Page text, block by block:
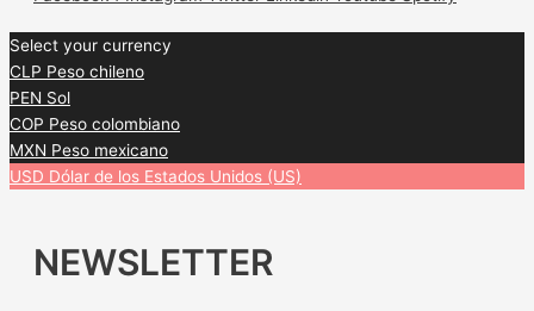
Select your currency
CLP Peso chileno
PEN Sol
COP Peso colombiano
MXN Peso mexicano
USD Dólar de los Estados Unidos (US)
NEWSLETTER